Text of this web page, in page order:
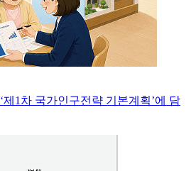
제1차 국가인구전략 기본계획’에 담